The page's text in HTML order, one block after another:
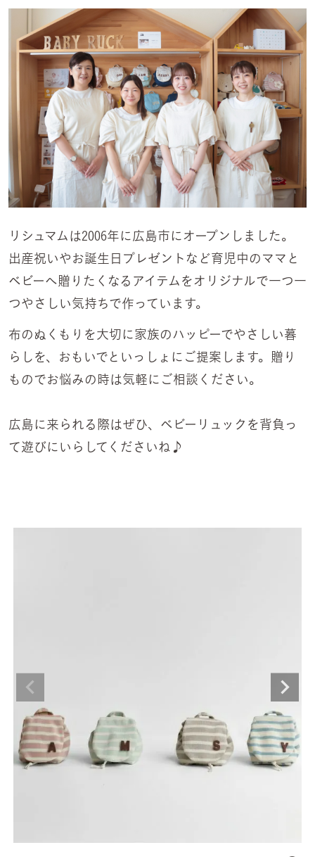
リシュマムは2006年に広島市にオープンしました。
出産祝いやお誕生日プレゼントなど育児中のママと
ベビーへ贈りたくなるアイテムをオリジナルで一つ一
つやさしい気持ちで作っています。
布のぬくもりを大切に家族のハッピーでやさしい暮
らしを、おもいでといっしょにご提案します。贈り
ものでお悩みの時は気軽にご相談ください。
広島に来られる際はぜひ、ベビーリュックを背負っ
て遊びにいらしてくださいね♪